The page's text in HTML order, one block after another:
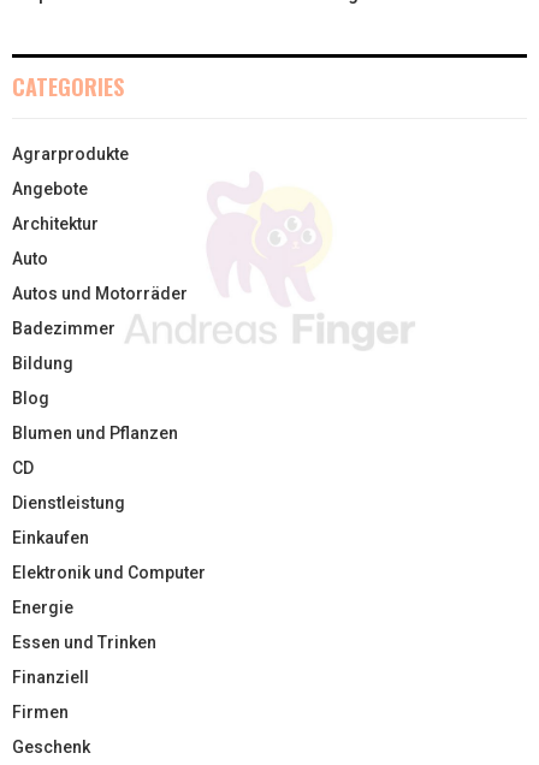
CATEGORIES
Agrarprodukte
Angebote
Architektur
Auto
Autos und Motorräder
Badezimmer
Bildung
Blog
Blumen und Pflanzen
CD
Dienstleistung
Einkaufen
Elektronik und Computer
Energie
Essen und Trinken
Finanziell
Firmen
Geschenk